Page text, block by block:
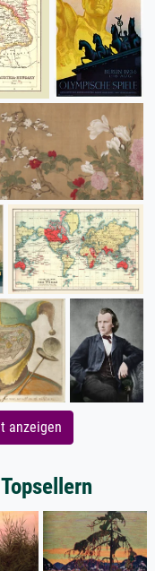
anzeigen